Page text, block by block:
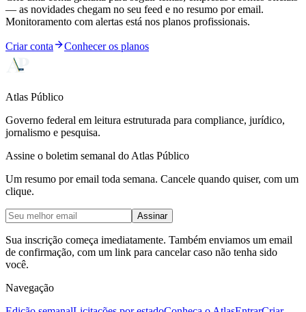
— as novidades chegam no seu feed e no resumo por email.
Monitoramento com alertas está nos planos profissionais.
Criar conta Conhecer os planos
Atlas Público
Governo federal em leitura estruturada para compliance, jurídico,
jornalismo e pesquisa.
Assine o boletim semanal do Atlas Público
Um resumo por email toda semana. Cancele quando quiser, com um
clique.
Assinar
Sua inscrição começa imediatamente. Também enviamos um email
de confirmação, com um link para cancelar caso não tenha sido
você.
Navegação